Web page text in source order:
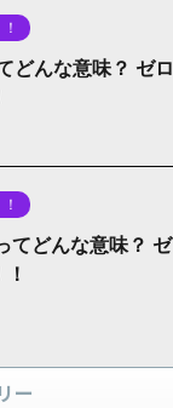
どんな意味？ ゼロ
どんな意味？ ゼ
ー